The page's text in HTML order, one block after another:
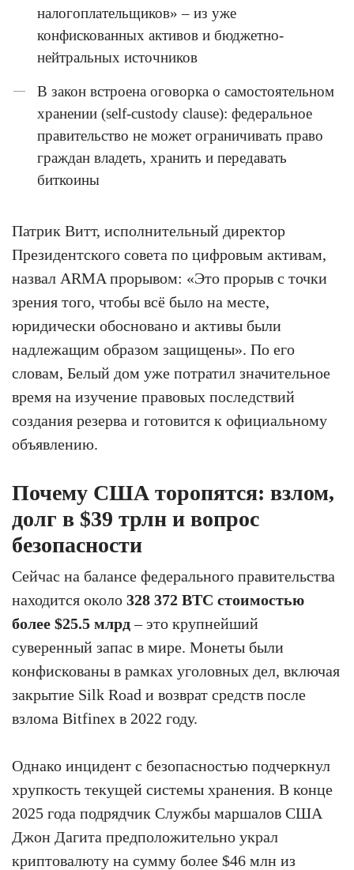
налогоплательщиков» – из уже
конфискованных активов и бюджетно-
нейтральных источников
В закон встроена оговорка о самостоятельном
хранении (self-custody clause): федеральное
правительство не может ограничивать право
граждан владеть, хранить и передавать
биткоины
Патрик Витт, исполнительный директор
Президентского совета по цифровым активам,
назвал ARMA прорывом: «Это прорыв с точки
зрения того, чтобы всё было на месте,
юридически обосновано и активы были
надлежащим образом защищены». По его
словам, Белый дом уже потратил значительное
время на изучение правовых последствий
создания резерва и готовится к официальному
объявлению.
Почему США торопятся: взлом,
долг в $39 трлн и вопрос
безопасности
Сейчас на балансе федерального правительства
находится около 328 372 BTC стоимостью
более $25.5 млрд– это крупнейший
суверенный запас в мире. Монеты были
конфискованы в рамках уголовных дел, включая
закрытие Silk Road и возврат средств после
взлома Bitfinex в 2022 году.
Однако инцидент с безопасностью подчеркнул
хрупкость текущей системы хранения. В конце
2025 года подрядчик Службы маршалов США
Джон Дагита предположительно украл
криптовалюту на сумму более $46 млн из